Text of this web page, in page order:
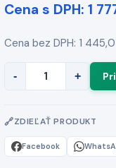
Cena s DPH: 1
Cena bez DPH: 1
- +
ZDIEĽAŤ PRODUKT
Facebook